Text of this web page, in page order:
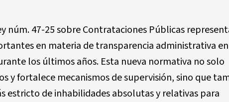
núm. 47-25 sobre Contrataciones Públicas
en materia de transparencia administrativa
los últimos años. Esta nueva normativa no solo
y fortalece mecanismos de supervisión, sino que
estricto de inhabilidades absolutas y relativas para